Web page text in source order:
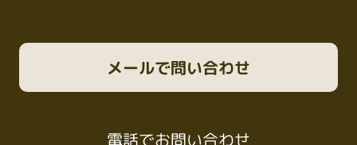
電話でお問い合わせ
メールで問い合わせ